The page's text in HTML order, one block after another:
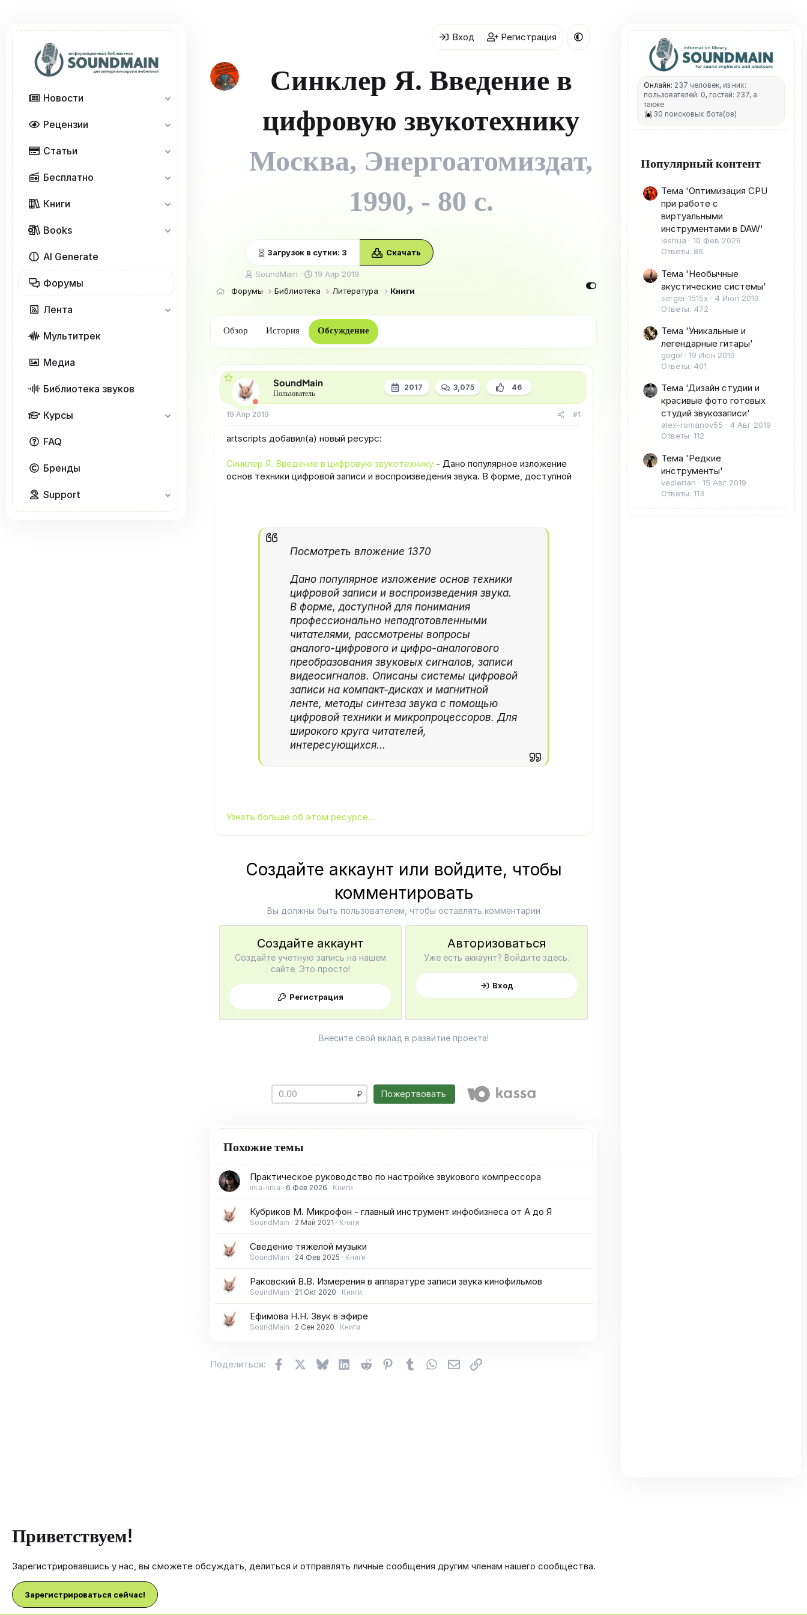
Новости
Рецензии
Статьи
Бесплатно
Книги
Books
AI Generate
Форумы
Лента
Мультитрек
Медиа
Библиотека звуков
Курсы
FAQ
Бренды
Support
Вход Регистрация
Синклер Я. Введение в
цифровую звукотехнику
Москва, Энергоатомиздат,
1990, - 80 с.
Загрузок в сутки: 3 Скачать
А
т
р
м
SoundMain
Д
т
н
а
а
а
19 Апр 2019
Форумы
Библиотека Литература Книги
Обзор История Обсуждение
SoundMain
Пользователь
2017 3,075 46
19 Апр 2019 #1
artscripts добавил(а) новый ресурс:
Синклер Я. Введение в цифровую звукотехнику - Дано популярное изложение
основ техники цифровой записи и воспроизведения звука. В форме, доступной
Посмотреть вложение 1370
Дано популярное изложение основ техники
цифровой записи и воспроизведения звука.
В форме, доступной для понимания
профессионально неподготовленными
читателями, рассмотрены вопросы
аналого-цифрового и цифро-аналогового
преобразования звуковых сигналов, записи
видеосигналов. Описаны системы цифровой
записи на компакт-дисках и магнитной
ленте, методы синтеза звука с помощью
цифровой техники и микропроцессоров. Для
широкого круга читателей,
интересующихся...
Узнать больше об этом ресурсе...
Создайте аккаунт или войдите, чтобы
комментировать
Вы должны быть пользователем, чтобы оставлять комментарии
Создайте аккаунт
Создайте учетную запись на нашем
сайте. Это просто!
Регистрация
Авторизоваться
Уже есть аккаунт? Войдите здесь.
Вход
Внесите свой вклад в развитие проекта!
Пожертвовать
Похожие темы
Практическое руководство по настройке звукового компрессора
irka-lirka 6 Фев 2026 Книги
Кубриков М. Микрофон - главный инструмент инфобизнеса от А до Я
SoundMain 2 Май 2021 Книги
Сведение тяжелой музыки
SoundMain 24 Фев 2025 Книги
Раковский В.В. Измерения в аппаратуре записи звука кинофильмов
SoundMain 21 Окт 2020 Книги
Ефимова Н.Н. Звук в эфире
SoundMain 2 Сен 2020 Книги
Поделиться: FacebookX (Twitter)
BlueskyLinkedIn
Reddit Pinterest
Tumblr WhatsApp
Электронная почта
Ссылка
Онлайн: 237 человек, из них:
пользователей: 0, гостей: 237, а
также
30 поисковых бота(ов)
Популярный контент
Тема 'Оптимизация CPU
при работе с
виртуальными
инструментами в DAW'
ieshua
10 Фев 2026
Ответы: 86
Тема 'Необычные
акустические системы'
sergei-1515x
4 Июл 2019
Ответы: 472
Тема 'Уникальные и
легендарные гитары'
gogol
19 Июн 2019
Ответы: 401
Тема 'Дизайн студии и
красивые фото готовых
студий звукозаписи'
alex-romanov55
4 Авг 2019
Ответы: 112
Тема 'Редкие
инструменты'
vedlerian
15 Авг 2019
Ответы: 113
Приветствуем!
Зарегистрировавшись у нас, вы сможете обсуждать, делиться и отправлять личные сообщения другим членам нашего сообщества.
Зарегистрироваться сейчас!